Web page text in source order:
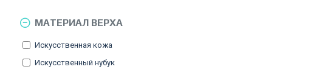
МАТЕРИАЛ ВЕРХА
Искусственная кожа
Искусственный нубук